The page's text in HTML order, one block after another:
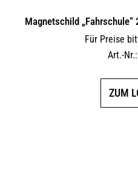
Magnetschild
Für Preise
Art.-
ZUM